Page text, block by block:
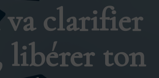
va clarifier
libérer ton